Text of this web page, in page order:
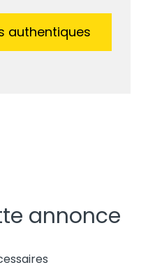
authentiques
annonce